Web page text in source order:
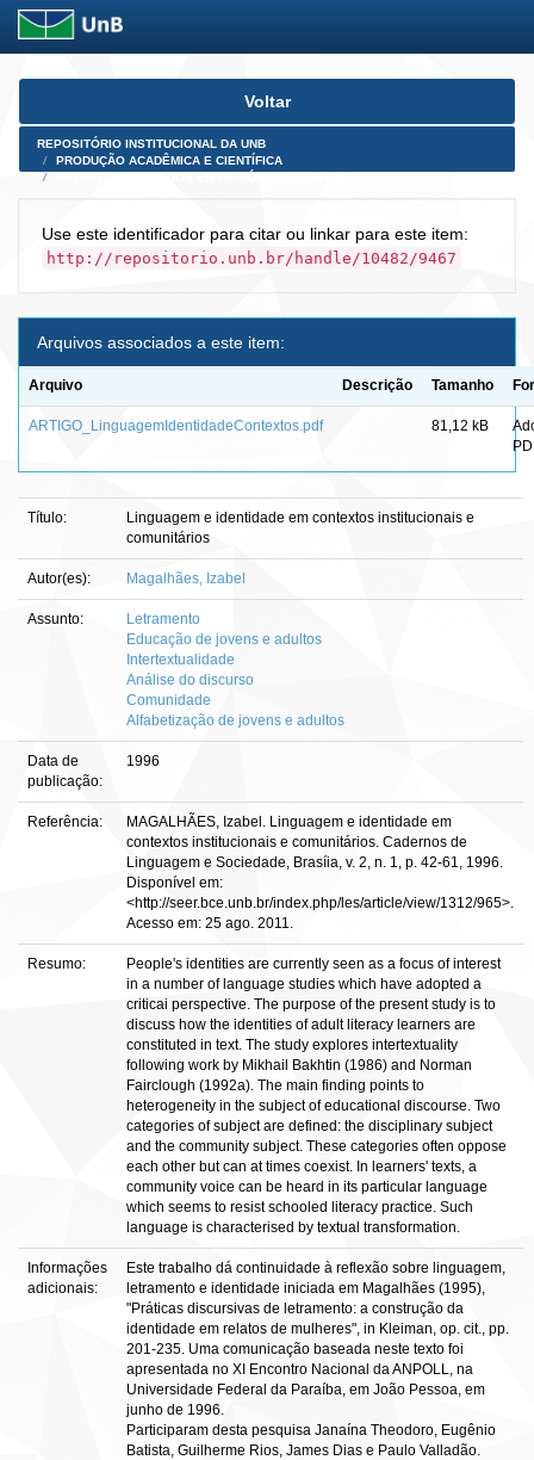
Skip
Voltar
REPOSITÓRIO INSTITUCIONAL DA UNB
PRODUÇÃO ACADÊMICA E CIENTÍFICA
Use este identificador para citar ou linkar para este item:
http://repositorio.unb.br/handle/10482/9467
Arquivos associados a este item:
Arquivo Descrição Tamanho
ARTIGO_LinguagemIdentidadeContextos.pdf 81,12 kB
Título:
Linguagem e identidade em contextos institucionais e
comunitários
Autor(es): Magalhães, Izabel
Assunto:
Letramento
Educação de jovens e adultos
Intertextualidade
Análise do discurso
Comunidade
Alfabetização de jovens e adultos
Data de
publicação:
1996
Referência:
MAGALHÃES, Izabel. Linguagem e identidade em
contextos institucionais e comunitários. Cadernos de
Linguagem e Sociedade, Brasíia, v. 2, n. 1, p. 42-61, 1996.
Disponível em:
<http://seer.bce.unb.br/index.php/les/article/view/1312/965>.
Acesso em: 25 ago. 2011.
Resumo:
People's identities are currently seen as a focus of interest
in a number of language studies which have adopted a
criticai perspective. The purpose of the present study is to
discuss how the identities of adult literacy learners are
constituted in text. The study explores intertextuality
following work by Mikhail Bakhtin (1986) and Norman
Fairclough (1992a). The main finding points to
heterogeneity in the subject of educational discourse. Two
categories of subject are defined: the disciplinary subject
and the community subject. These categories often oppose
each other but can at times coexist. In learners' texts, a
community voice can be heard in its particular language
which seems to resist schooled literacy practice. Such
language is characterised by textual transformation.
Informações
adicionais:
Este trabalho dá continuidade à reflexão sobre linguagem,
letramento e identidade iniciada em Magalhães (1995),
"Práticas discursivas de letramento: a construção da
identidade em relatos de mulheres", in Kleiman, op. cit., pp.
201-235. Uma comunicação baseada neste texto foi
apresentada no XI Encontro Nacional da ANPOLL, na
Universidade Federal da Paraíba, em João Pessoa, em
junho de 1996.
Participaram desta pesquisa Janaína Theodoro, Eugênio
Batista, Guilherme Rios, James Dias e Paulo Valladão.